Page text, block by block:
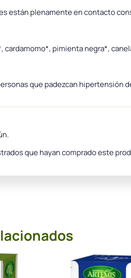
están plenamente en contacto
cardamomo*, pimienta negra*,
que padezcan hipertensión
que hayan comprado este